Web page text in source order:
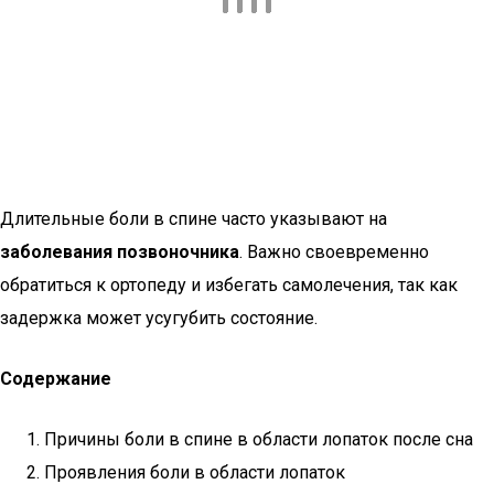
Длительные боли в спине часто указывают на
заболевания позвоночника. Важно своевременно
обратиться к ортопеду и избегать самолечения, так как
задержка может усугубить состояние.
Содержание
Причины боли в спине в области лопаток после сна
Проявления боли в области лопаток